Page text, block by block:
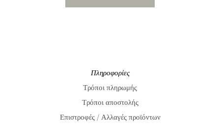
Πληροφορίες
Τρόποι πληρωμής
Τρόποι αποστολής
Επιστροφές / Αλλαγές προϊόντων